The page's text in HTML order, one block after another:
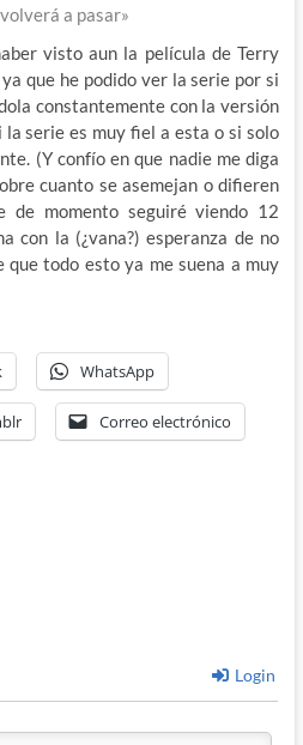
a pasar»
visto aun la película de Terry
que he podido ver la serie por si
constantemente con la versión
serie es muy fiel a esta o si solo
(Y confío en que nadie me diga
cuanto se asemejan o difieren
de momento seguiré viendo 12
con la (¿vana?) esperanza de no
que todo esto ya me suena a muy
WhatsApp
Correo electrónico
Login